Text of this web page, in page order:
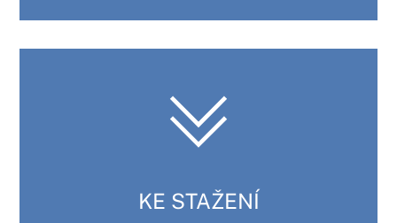
KE STAŽENÍ